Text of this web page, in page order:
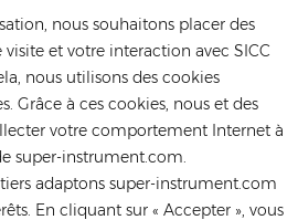
nous souhaitons placer des
et votre interaction avec SICC
nous utilisons des cookies
Grâce à ces cookies, nous et des
votre comportement Internet à
super-instrument.com.
adaptons super-instrument.com
En cliquant sur « Accepter », vous
Soumettre